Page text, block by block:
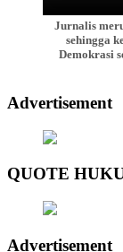
Jurnalis
sehingga
Demokrasi
Advertisement
QUOTE
Advertisement